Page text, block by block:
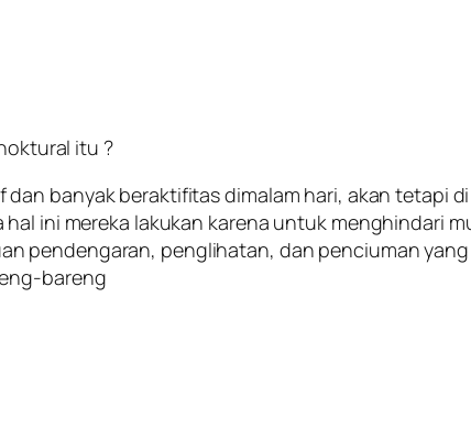
itu ?
banyak beraktifitas dimalam hari, akan tetapi
ini mereka lakukan karena untuk menghindari
pendengaran, penglihatan, dan penciuman
bareng